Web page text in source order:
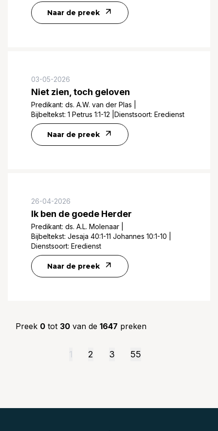
Naar de preek
03-05-2026
Niet zien, toch geloven
Predikant: ds. A.W. van der Plas
Bijbeltekst: 1 Petrus 1:1-12 Dienstsoort: Eredienst
Naar de preek
26-04-2026
Ik ben de goede Herder
Predikant: ds. A.L. Molenaar
Bijbeltekst: Jesaja 40:1-11 Johannes 10:1-10
Dienstsoort: Eredienst
Naar de preek
Preek 0 tot 30 van de 1647 preken
1 2 3 55